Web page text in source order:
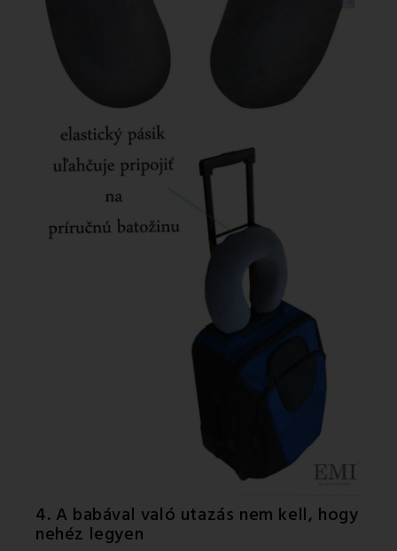
4. A babával való utazás nem kell, hogy
nehéz legyen